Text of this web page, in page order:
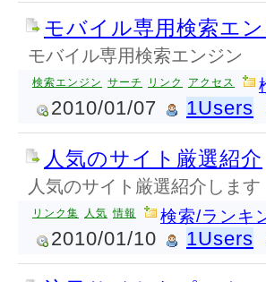
モバイル専用検索
モバイル専用検索エンジン
検索エンジン サーチ リンク アクセス
2010/01/07 1Users
人気のサイト厳選紹介
人気のサイト厳選紹介します
リンク集 人気 情報 検索/ランキ
2010/01/10 1Users